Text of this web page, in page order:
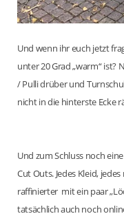
Und wenn ihr euch jetzt
unter 20 Grad „warm“ ist?
/ Pulli drüber und
nicht in die hinterste Ecke
Und zum Schluss noch
Cut Outs. Jedes Kleid,
raffinierter mit ein paar
tatsächlich auch noch